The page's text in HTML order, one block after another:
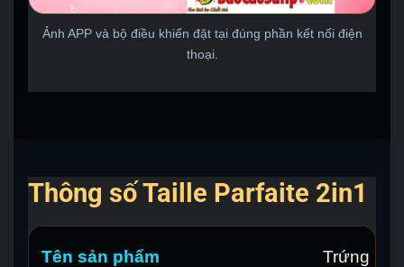
Ảnh APP và bộ điều khiển đặt tại đúng phần kết nối điện
thoại.
Thông số Taille Parfaite 2in1
Tên sản phẩm
Trứng